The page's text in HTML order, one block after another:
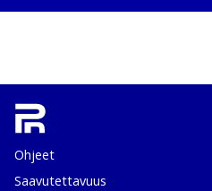
Ohjeet
Saavutettavuus